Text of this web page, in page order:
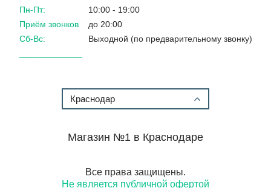
Магазин №1 в Краснодаре
Все права защищены.
Не является публичной офертой
Краснодар
Пн-Пт:
10:00 - 19:00
Приём звонков
до 20:00
Сб-Вс:
Выходной (по предварительному звонку)